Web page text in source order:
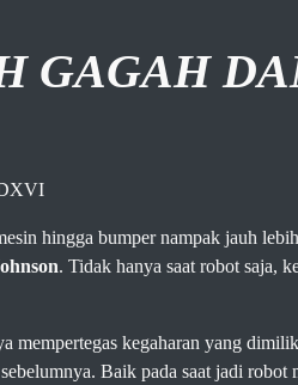
GAGAH
hingga bumper nampak jauh
. Tidak hanya saat robot saja,
mempertegas kegaharan yang
Baik pada saat jadi robot